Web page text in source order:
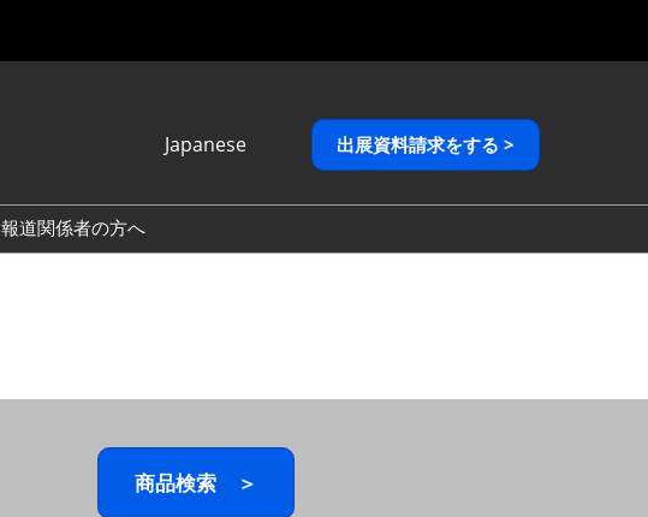
Japanese
English
繁體中文
出展資料請求をする >
報道関係者の方へ
商品検索 ＞